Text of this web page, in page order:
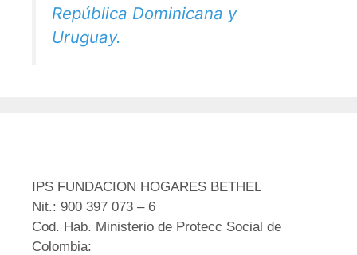
República Dominicana y
Uruguay.
IPS FUNDACION HOGARES BETHEL
Nit.: 900 397 073 – 6
Cod. Hab. Ministerio de Protecc Social de
Colombia: